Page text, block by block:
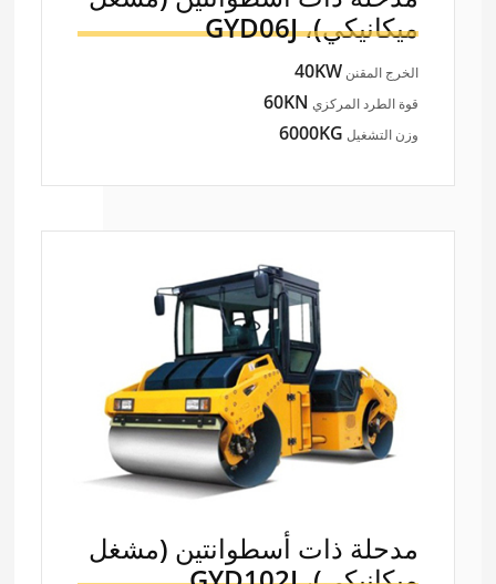
ميكانيكي)،GYD06J
الخرج المقنن40KW
قوة الطرد المركزي 60KN
وزن التشغيل 6000KG
مدحلة ذات أسطوانتين (مشغل